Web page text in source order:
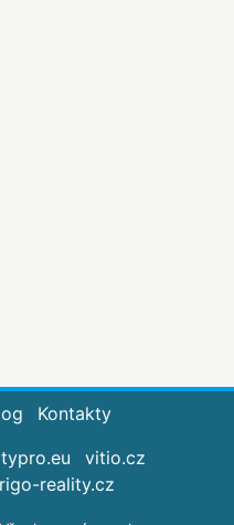
Kontakty
vitio.cz
reality.cz